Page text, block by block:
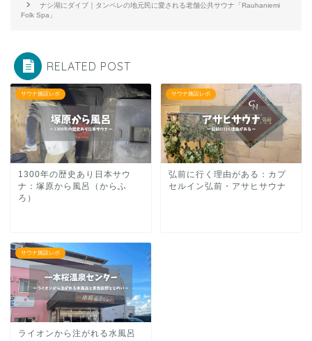
ナシ湖にダイブ｜タンペレの地元民に愛される老舗公共サウナ「Rauhaniemi
Folk Spa」
RELATED POST
サウナ施設レポ
1300年の歴史あり日本サウ
ナ：塚原から風呂（からふ
ろ）
サウナ施設レポ
弘前に行く理由がある：カプ
セルイン弘前・アサヒサウナ
サウナ施設レポ
ライオンから注がれる水風呂